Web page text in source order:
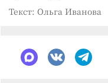
Текст: Ольга Иванова